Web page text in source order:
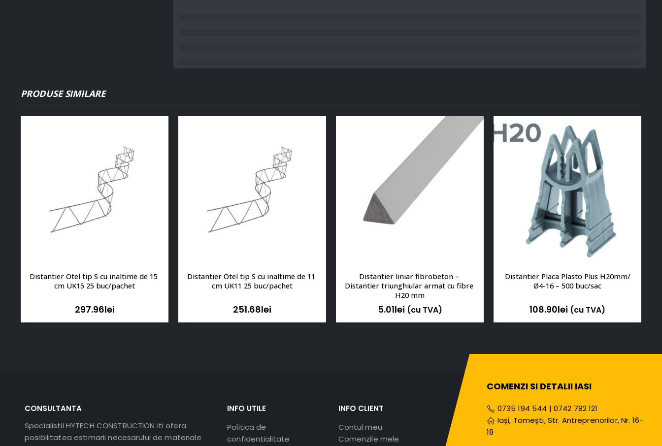
PRODUSE SIMILARE
Distantier Otel tip S cu inaltime de 15
cm UK15 25 buc/pachet
297.96lei
Distantier Otel tip S cu inaltime de 11
cm UK11 25 buc/pachet
251.68lei
Distantier liniar fibrobeton –
Distantier triunghiular armat cu fibre
H20 mm
5.01lei (cu TVA)
Distantier Placa Plasto Plus H20mm/
Ø4-16 – 500 buc/sac
108.90lei (cu TVA)
CONSULTANTA
Specialistii HYTECH CONSTRUCTION iti ofera
posibilitatea estimarii necesarului de materiale
INFO UTILE
Politica de
confidentialitate
INFO CLIENT
Contul meu
Comenzile mele
COMENZI SI DETALII IASI
0735 194 544 | 0742 782 121
Iași, Tomești, Str. Antreprenorilor, Nr. 16-
18